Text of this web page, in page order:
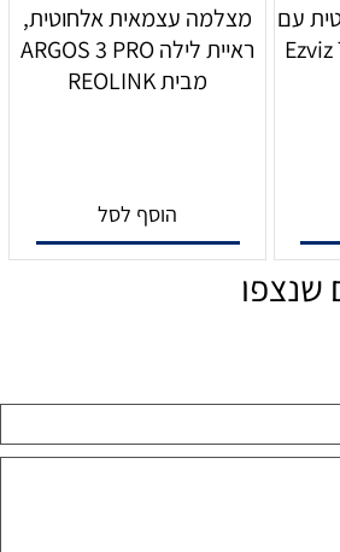
עם
מצלמה עצמאית אלחוטית,
ראיית לילה ARGOS 3 PRO
מבית REOLINK
הוסף לסל
שנצפו